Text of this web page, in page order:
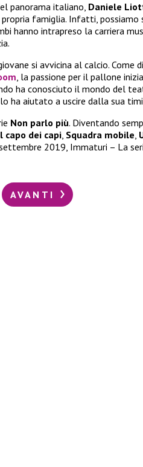
panorama italiano, Daniele
famiglia. Infatti, possiamo
hanno intrapreso la carriera
si avvicina al calcio. Come
, la passione per il pallone
ha conosciuto il mondo del
ha aiutato a uscire dalla sua
Non parlo più. Diventando
capo dei capi, Squadra mobile,
2019, Immaturi – La
AVANTI